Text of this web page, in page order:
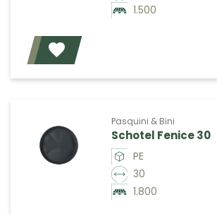
1.500
Pasquini & Bini
Schotel Fenice 30
PE
30
1.800